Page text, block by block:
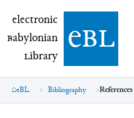
electronic Babylonian
electronic
Babylonian
Library ebl
eBL Bibliography References